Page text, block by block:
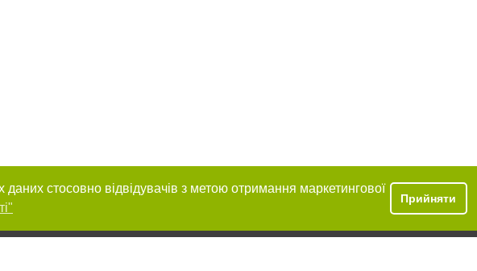
стосовно відвідувачів з метою отримання маркетингової
Прийняти